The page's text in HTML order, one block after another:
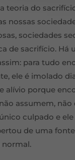
teoria do
nossas
sociedades
de sacrifício. Há
para tudo
ele é imolado
alívio porque
assumem,
culpado e
de uma
normal.